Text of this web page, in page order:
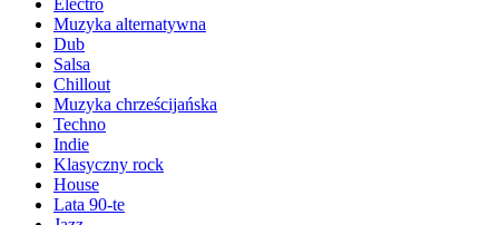
Electro
Muzyka alternatywna
Dub
Salsa
Chillout
Muzyka chrześcijańska
Techno
Indie
Klasyczny rock
House
Lata 90-te